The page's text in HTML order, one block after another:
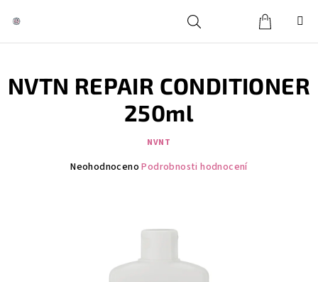
HledatPřihlášeníKošík
NVTN REPAIR CONDITIONER
250ml
NVNT
Průměrné
hvězdiček.
Neohodnoceno Podrobnosti hodnocení